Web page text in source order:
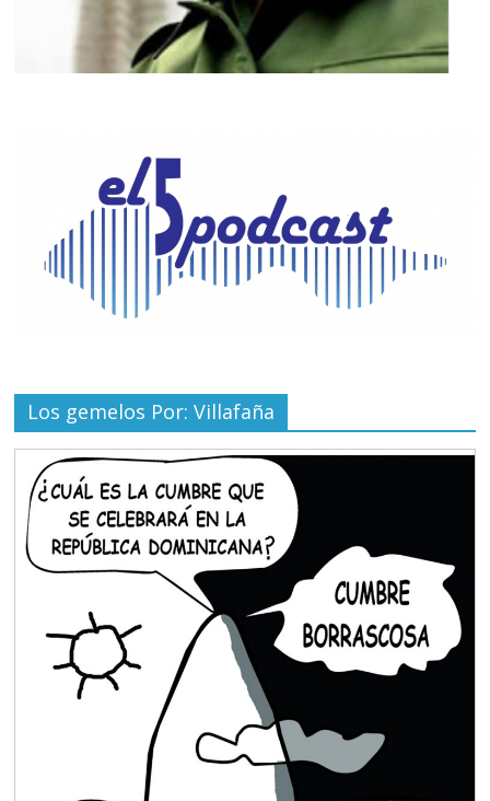
Los gemelos Por: Villafaña